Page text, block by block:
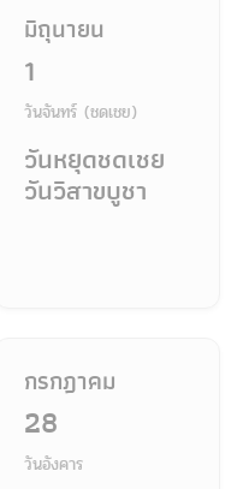
มิถุนายน
1
วันจันทร์ (ชดเชย)
วันหยุดชดเชย
วันวิสาขบูชา
กรกฎาคม
28
วันอังคาร